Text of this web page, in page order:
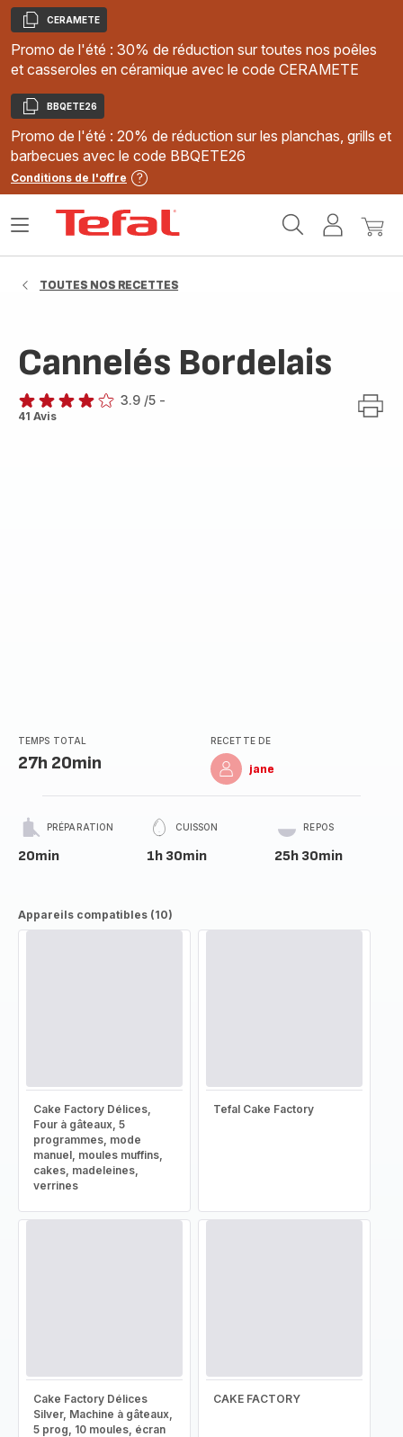
Copier
CERAMETE
Promo de l'été : 30% de réduction sur toutes nos poêles
et casseroles en céramique avec le code CERAMETE
Copier
BBQETE26
Promo de l'été : 20% de réduction sur les planchas, grills et
barbecues avec le code BBQETE26
Conditions de l'offre
MonMon
Ouvrir
TOUTES NOS RECETTES
Cannelés Bordelais
ratings.3.9
3.9 /5 -
41 Avis
TEMPS TOTAL
27h 20min
RECETTE DE
jane
PRÉPARATION
20min
CUISSON
1h 30min
REPOS
25h 30min
Appareils compatibles (10)
Cake Factory Délices,
Four à gâteaux, 5
programmes, mode
manuel, moules muffins,
cakes, madeleines,
verrines
Tefal Cake Factory
Cake Factory Délices
Silver, Machine à gâteaux,
5 prog, 10 moules, écran
CAKE FACTORY